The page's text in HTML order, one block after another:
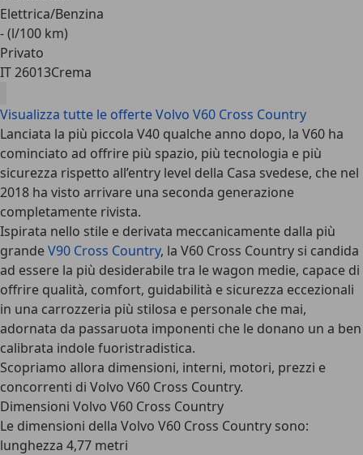
Elettrica/Benzina
- (l/100 km)
Privato
IT 26013Crema
Visualizza tutte le offerte Volvo V60 Cross Country
Lanciata la più piccola V40 qualche anno dopo, la V60 ha
cominciato ad offrire più spazio, più tecnologia e più
sicurezza rispetto all’entry level della Casa svedese, che nel
2018 ha visto arrivare una seconda generazione
completamente rivista.
Ispirata nello stile e derivata meccanicamente dalla più
grandeV90 Cross Country, la V60 Cross Country si candida
ad essere la più desiderabile tra le wagon medie, capace di
offrire qualità, comfort, guidabilità e sicurezza eccezionali
in una carrozzeria più stilosa e personale che mai,
adornata da passaruota imponenti che le donano un a ben
calibrata indole fuoristradistica.
Scopriamo allora dimensioni, interni, motori, prezzi e
concorrenti di Volvo V60 Cross Country.
Dimensioni Volvo V60 Cross Country
Le dimensioni della Volvo V60 Cross Country sono:
lunghezza 4,77 metri